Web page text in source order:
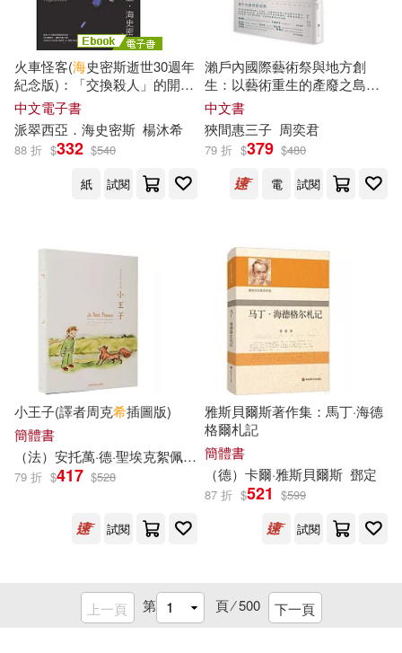
林乃聰(12) 林楓（主編）(12)
林靜(12) 楊春龍(12)
楊鵬(12) 沈嘉祿(12)
派翠西亞．海史密斯(12)
王揚宗，葉農（主編）(12)
繪時光(12) 蓋亞文化(12)
行政院海岸巡防署(12)
西出ケンゴロー(12)
陳志弘(12)
（清）佚名(12) ヤナ岸(11)
普天出版社(60)
未來出版社(60)
江蘇文藝出版社(60)
河海大學出版社(60)
親子天下(60) Neo Media(59)
中國電力出版社(59)
海峽文藝出版社(59)
中國華僑出版社(58)
貴州人民出版社(58)
TMEplus(57)
火車怪客(海史密斯逝世30週年
紀念版)：「交換殺人」的開創
之作，心理驚悚的永恆經典!
(電子書)
中文電子書
派翠西亞． 海史密斯 楊沐希
88 折 $332 $540
紙
試閱
瀨戶內國際藝術祭與地方創
生：以藝術重生的產廢之島，
見證負面遺產如何成為居民的
希望之海!
中文書
狹間惠三子 周奕君
79 折 $379 $480
電
試閱
小王子(譯者周克希插圖版)
簡體書
（法）安托萬·德·聖埃克絮佩里 周克希
79 折 $417 $528
試閱
雅斯貝爾斯著作集：馬丁·海德
格爾札記
簡體書
（德）卡爾·雅斯貝爾斯 鄧定
87 折 $521 $599
試閱
上一頁 第 頁 ⁄500 下一頁